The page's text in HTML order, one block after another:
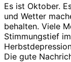
Es ist Oktober.
und Wetter
behalten. Viele
Stimmungstief
Die gute